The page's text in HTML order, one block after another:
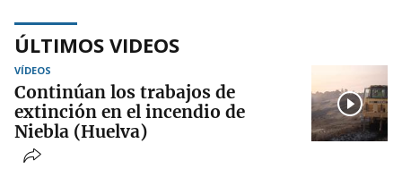
ÚLTIMOS VIDEOS
VÍDEOS
Continúan los trabajos de
extinción en el incendio de
Niebla (Huelva)